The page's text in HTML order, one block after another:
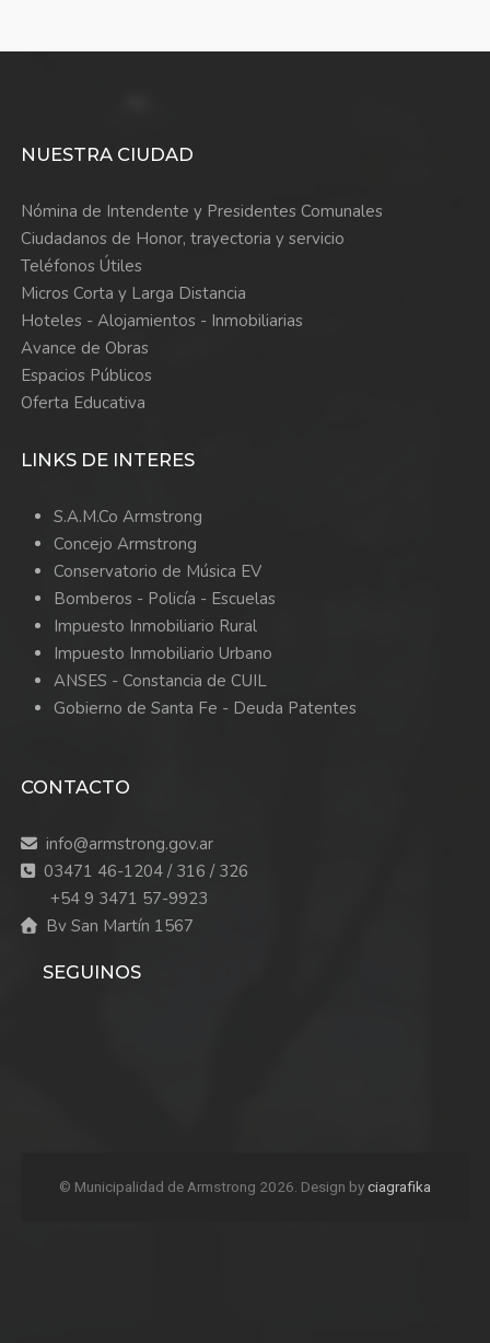
NUESTRA CIUDAD
Nómina de Intendente y Presidentes Comunales
Ciudadanos de Honor, trayectoria y servicio
Teléfonos Útiles
Micros Corta y Larga Distancia
Hoteles - Alojamientos - Inmobiliarias
Avance de Obras
Espacios Públicos
Oferta Educativa
LINKS DE INTERES
S.A.M.Co Armstrong
Concejo Armstrong
Conservatorio de Música EV
Bomberos - Policía - Escuelas
Impuesto Inmobiliario Rural
Impuesto Inmobiliario Urbano
ANSES - Constancia de CUIL
Gobierno de Santa Fe - Deuda Patentes
CONTACTO
info@armstrong.gov.ar
03471 46-1204 / 316 / 326
+54 9 3471 57-9923
Bv San Martín 1567
SEGUINOS
© Municipalidad de Armstrong 2026. Design byciagrafika